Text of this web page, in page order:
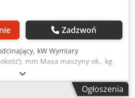
technicznych/handlowych
ponosi odpowiedzialność za
i użytkowanie maszyny w
Zadzwoń
kW Wymiary
mm Masa maszyny ok., kg
Maszynowa pilarka belkowa z
Opis producenta: ----- Pilarki
są w następująceOgłoszenia